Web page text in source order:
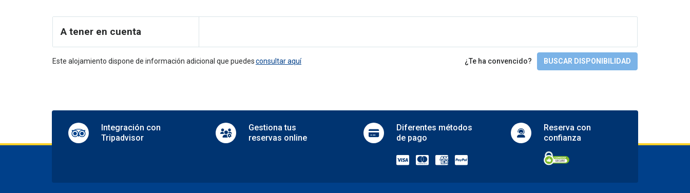
A tener en cuenta
Este alojamiento dispone de información adicional que puedesconsultar aquí ¿Te ha convencido? BUSCAR DISPONIBILIDAD
Integración con
Tripadvisor
Gestiona tus
reservas online
Diferentes métodos
de pago
Reserva con
confianza